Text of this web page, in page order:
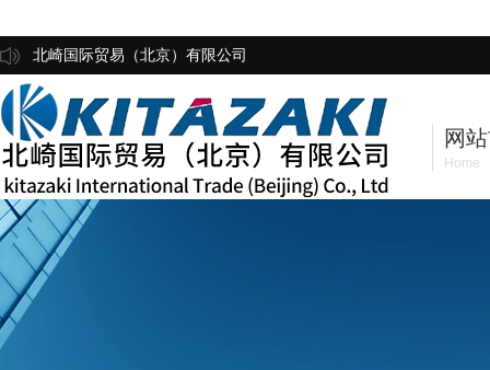
北崎国际贸易（北京）有限公司
网
Home